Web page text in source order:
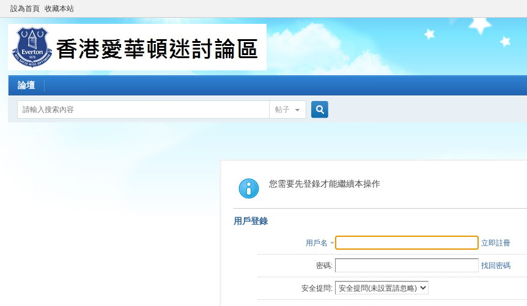
設為首頁 收藏本站
論壇
帖子
索
您需要先登錄才能繼續本操作
用戶登錄
用戶名 立即註冊
密碼: 找回密碼
安全提問: